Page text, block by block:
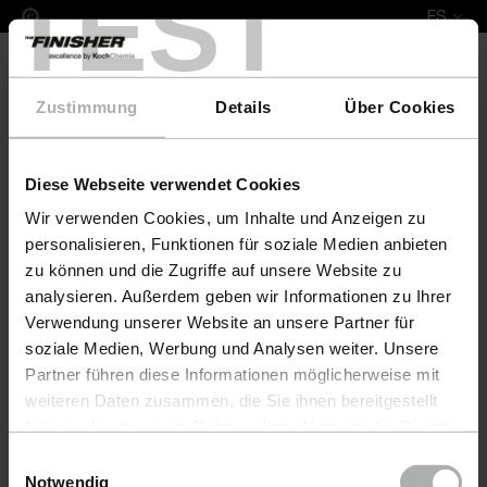
TEST
Zustimmung Details Über Cookies
Diese Webseite verwendet Cookies
Wir verwenden Cookies, um Inhalte und Anzeigen zu
personalisieren, Funktionen für soziale Medien anbieten
zu können und die Zugriffe auf unsere Website zu
analysieren. Außerdem geben wir Informationen zu Ihrer
Verwendung unserer Website an unsere Partner für
soziale Medien, Werbung und Analysen weiter. Unsere
Partner führen diese Informationen möglicherweise mit
weiteren Daten zusammen, die Sie ihnen bereitgestellt
Einstellungen zu den Cookies finden Sie unter
Notwendig
ES
Leather Fresh Set XL Hukla